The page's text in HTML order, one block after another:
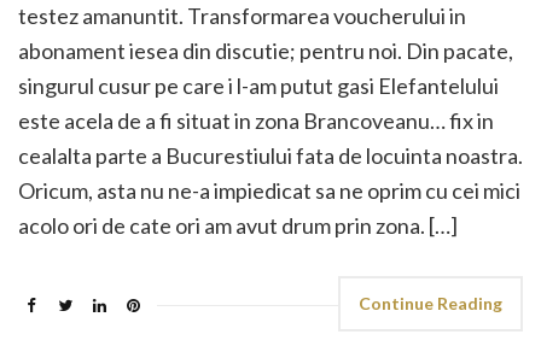
testez amanuntit. Transformarea voucherului in
abonament iesea din discutie; pentru noi. Din pacate,
singurul cusur pe care i l-am putut gasi Elefantelului
este acela de a fi situat in zona Brancoveanu… fix in
cealalta parte a Bucurestiului fata de locuinta noastra.
Oricum, asta nu ne-a impiedicat sa ne oprim cu cei mici
acolo ori de cate ori am avut drum prin zona. […]
Continue Reading